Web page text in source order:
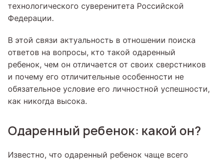
технологического суверенитета Российской
Федерации.
В этой связи актуальность в отношении поиска
ответов на вопросы, кто такой одаренный
ребенок, чем он отличается от своих сверстников
и почему его отличительные особенности не
обязательное условие его личностной успешности,
как никогда высока.
Одаренный ребенок: какой он?
Известно, что одаренный ребенок чаще всего